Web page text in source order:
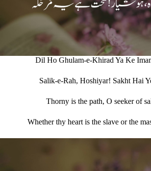
Dil Ho Ghulam-e-Khirad Ya Ke
Salik-e-Rah, Hoshiyar! Sakht Hai
Thorny is the path, O seeker of
Whether thy heart is the slave or the